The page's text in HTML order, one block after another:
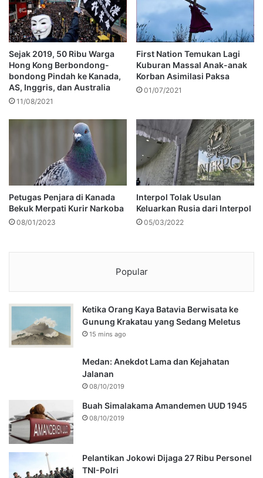
Sejak 2019, 50 Ribu Warga
Hong Kong Berbondong-
bondong Pindah ke Kanada,
AS, Inggris, dan Australia
11/08/2021
First Nation Temukan Lagi
Kuburan Massal Anak-anak
Korban Asimilasi Paksa
01/07/2021
Petugas Penjara di Kanada
Bekuk Merpati Kurir Narkoba
08/01/2023
Interpol Tolak Usulan
Keluarkan Rusia dari Interpol
05/03/2022
Popular
Ketika Orang Kaya Batavia Berwisata ke
Gunung Krakatau yang Sedang Meletus
15 mins ago
Medan: Anekdot Lama dan Kejahatan
Jalanan
08/10/2019
Buah Simalakama Amandemen UUD 1945
08/10/2019
Pelantikan Jokowi Dijaga 27 Ribu Personel
TNI-Polri